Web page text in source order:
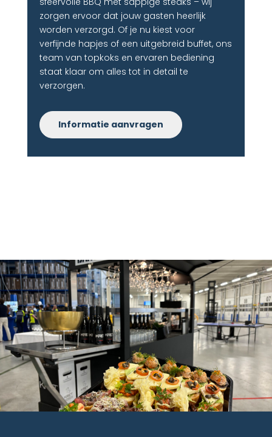
zorgen ervoor dat jouw gasten heerlijk
worden verzorgd. Of je nu kiest voor
verfijnde hapjes of een uitgebreid buffet, ons
team van topkoks en ervaren bediening
staat klaar om alles tot in detail te
verzorgen.
Informatie aanvragen